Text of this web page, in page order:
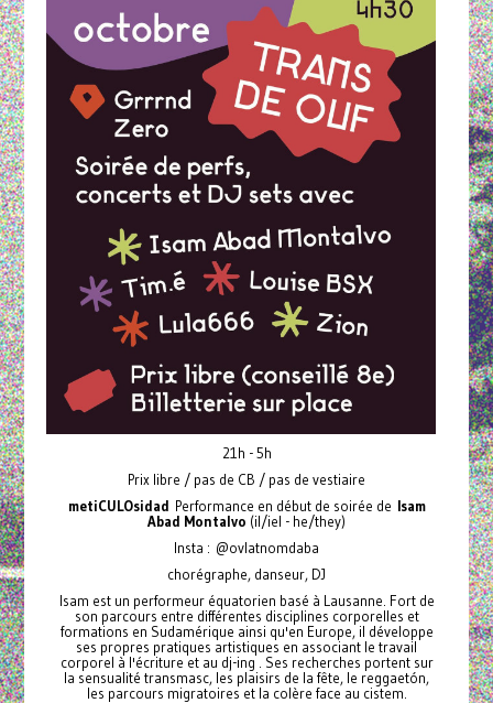
21h - 5h
Prix libre / pas de CB / pas de vestiaire
metiCULOsidad Performance en début de soirée de Isam
Abad Montalvo (il/iel - he/they)
Insta : @ovlatnomdaba
chorégraphe, danseur, DJ
Isam est un performeur équatorien basé à Lausanne. Fort de
son parcours entre différentes disciplines corporelles et
formations en Sudamérique ainsi qu'en Europe, il développe
ses propres pratiques artistiques en associant le travail
corporel à l'écriture et au dj-ing . Ses recherches portent sur
la sensualité transmasc, les plaisirs de la fête, le reggaetón,
les parcours migratoires et la colère face au cistem.